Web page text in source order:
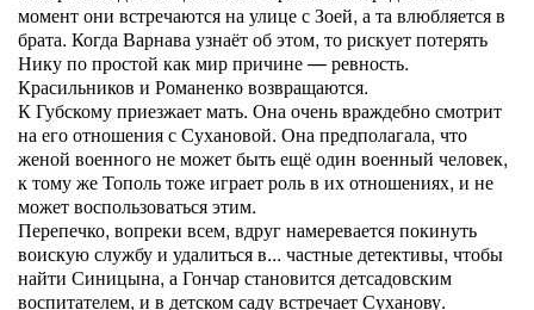
момент они встречаются на улице с Зоей, а та влюбляется в
брата. Когда Варнава узнаёт об этом, то рискует потерять
Нику по простой как мир причине — ревность.
Красильников и Романенко возвращаются.
К Губскому приезжает мать. Она очень враждебно смотрит
на его отношения с Сухановой. Она предполагала, что
женой военного не может быть ещё один военный человек,
к тому же Тополь тоже играет роль в их отношениях, и не
может воспользоваться этим.
Перепечко, вопреки всем, вдруг намеревается покинуть
воискую службу и удалиться в... частные детективы, чтобы
найти Синицына, а Гончар становится детсадовским
воспитателем, и в детском саду встречает Суханову.